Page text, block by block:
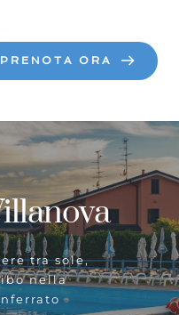
PRENOTA ORA